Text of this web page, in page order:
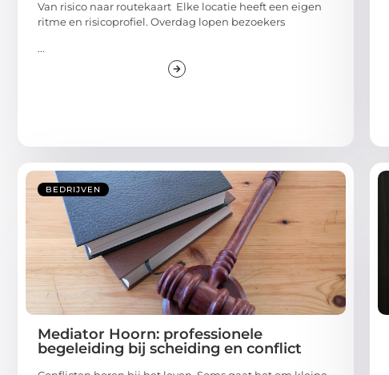
Van risico naar routekaart Elke locatie heeft een eigen
ritme en risicoprofiel. Overdag lopen bezoekers
...
BEDRIJVEN
Mediator Hoorn: professionele
begeleiding bij scheiding en conflict